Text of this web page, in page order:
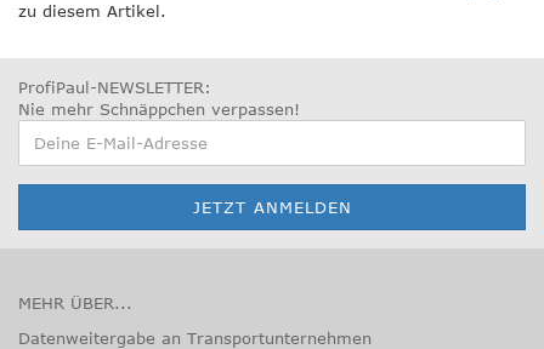
zu diesem Artikel.
ProfiPaul-NEWSLETTER:
Nie mehr Schnäppchen verpassen!
MEHR ÜBER...
Datenweitergabe an Transportunternehmen